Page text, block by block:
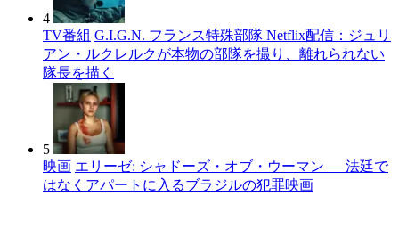
4
TV番組 G.I.G.N. フランス特殊部隊 Netflix配信：ジュリ
アン・ルクレルクが本物の部隊を撮り、離れられない
隊長を描く
5
映画 エリーゼ: シャドーズ・オブ・ウーマン — 法廷で
はなくアパートに入るブラジルの犯罪映画